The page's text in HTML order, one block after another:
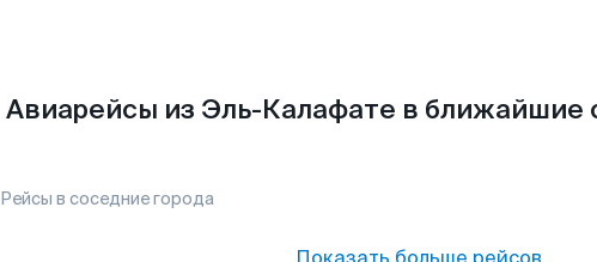
Авиарейсы из Эль-Калафате в ближайшие
Рейсы в соседние города